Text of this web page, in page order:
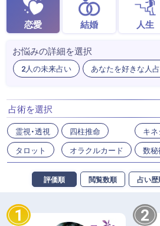
恋愛 結婚 人生
お悩みの詳細を選択
2人の未来占い あなたを好きな人
占術を選択
霊視・透視
タロット
四柱推命
オラクルカード
キ
数秘
評価順 閲覧数順 占い歴
1 2